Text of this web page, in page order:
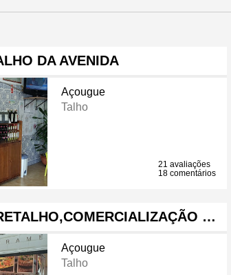
DA AVENIDA
Açougue
Talho
21 avaliações
18 comentários
…
Açougue
Talho